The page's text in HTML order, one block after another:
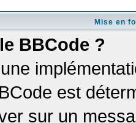
Mise en
BBCode ?
est
sur un